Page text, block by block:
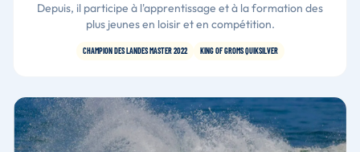
Depuis, il participe à l'apprentissage et à la formation des
plus jeunes en loisir et en compétition.
CHAMPION DES LANDES MASTER 2022 KING OF GROMS QUIKSILVER